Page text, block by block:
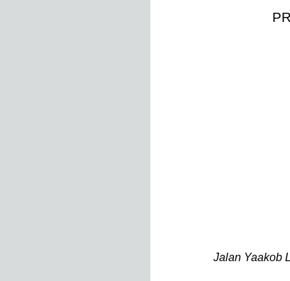
Jalan Yaakob